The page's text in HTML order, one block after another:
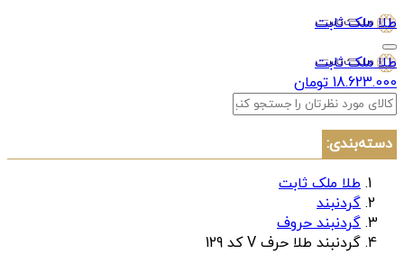
طلا ملک ثابت
طلا ملک ثابت
18.623.000 تومان
دسته‌بندی:
طلا ملک ثابت
گردنبند
گردنبند حروف
گردنبند طلا حرف V کد 129